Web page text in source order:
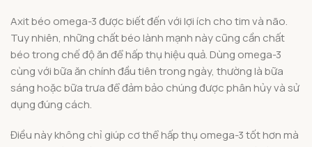
Axit béo omega-3 được biết đến với lợi ích cho tim và não.
Tuy nhiên, những chất béo lành mạnh này cũng cần chất
béo trong chế độ ăn để hấp thụ hiệu quả. Dùng omega-3
cùng với bữa ăn chính đầu tiên trong ngày, thường là bữa
sáng hoặc bữa trưa để đảm bảo chúng được phân hủy và sử
dụng đúng cách.
Điều này không chỉ giúp cơ thể hấp thụ omega-3 tốt hơn mà